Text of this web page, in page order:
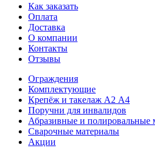
Как заказать
Оплата
Доставка
О компании
Контакты
Отзывы
Ограждения
Комплектующие
Крепёж и такелаж А2 А4
Поручни для инвалидов
Абразивные и полировальные
Сварочные материалы
Акции